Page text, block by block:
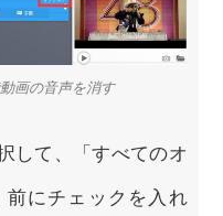
画の音声を消す
して、「すべてのオ
にチェックを入れ